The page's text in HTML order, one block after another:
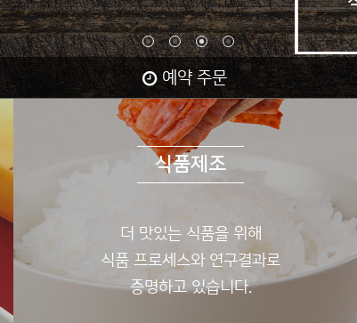
예약 주문
식품제조
더 맛있는 식품을 위해
식품 프로세스와 연구결과로
증명하고 있습니다.